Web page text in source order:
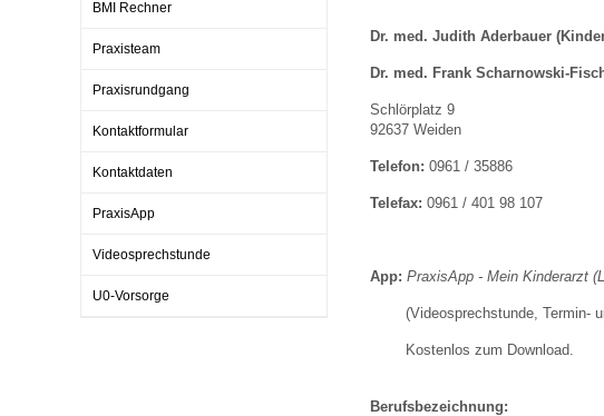
Impfsicherheit
Häufige Fragen
Recht auf Impfung
Vorsorge- und Impferinnerung
Notdienste
Empfehlungen zum
Hörlexikon
Material zu den Vorsorgen
Entwicklungskalender
Broschüren und Informationsflyer
BMI Rechner
Praxisteam
Praxisrundgang
Kontaktformular
Kontaktdaten
PraxisApp
Videosprechstunde
U0-Vorsorge
Dr. med. Judith Aderbauer
Dr. med. Frank Scharnowski-
Schlörplatz 9
92637 Weiden
Telefon: 0961 / 35886
Telefax: 0961 / 401 98 107
App: PraxisApp - Mein Kinderarzt (
(Videosprechstunde, Termin-
Kostenlos zum Download.
Berufsbezeichnung: